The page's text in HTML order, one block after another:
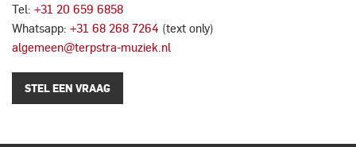
Tel: +31 20 659 6858
Whatsapp: +31 68 268 7264 (text only)
algemeen@terpstra-muziek.nl
STEL EEN VRAAG